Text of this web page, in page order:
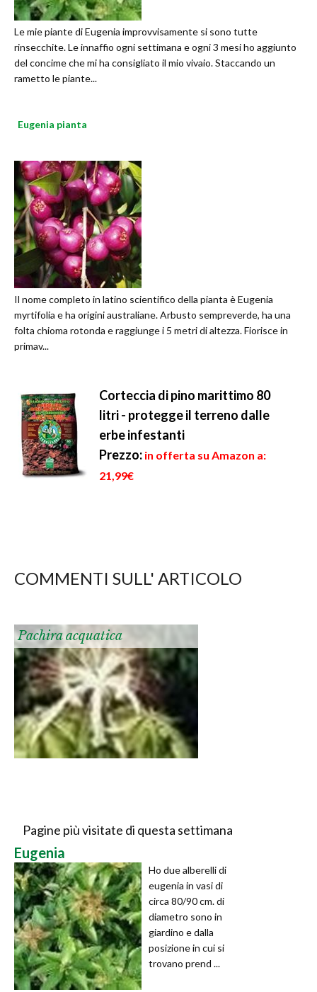
Le mie piante di Eugenia improvvisamente si sono tutte
rinsecchite. Le innaffio ogni settimana e ogni 3 mesi ho aggiunto
del concime che mi ha consigliato il mio vivaio. Staccando un
rametto le piante...
Eugenia pianta
Il nome completo in latino scientifico della pianta è Eugenia
myrtifolia e ha origini australiane. Arbusto sempreverde, ha una
folta chioma rotonda e raggiunge i 5 metri di altezza. Fiorisce in
primav...
Corteccia di pino marittimo 80
litri - protegge il terreno dalle
erbe infestanti
Prezzo: in offerta su Amazon a:
21,99€
COMMENTI SULL' ARTICOLO
Pachira acquatica
Pagine più visitate di questa settimana
Eugenia
Ho due alberelli di
eugenia in vasi di
circa 80/90 cm. di
diametro sono in
giardino e dalla
posizione in cui si
trovano prend ...